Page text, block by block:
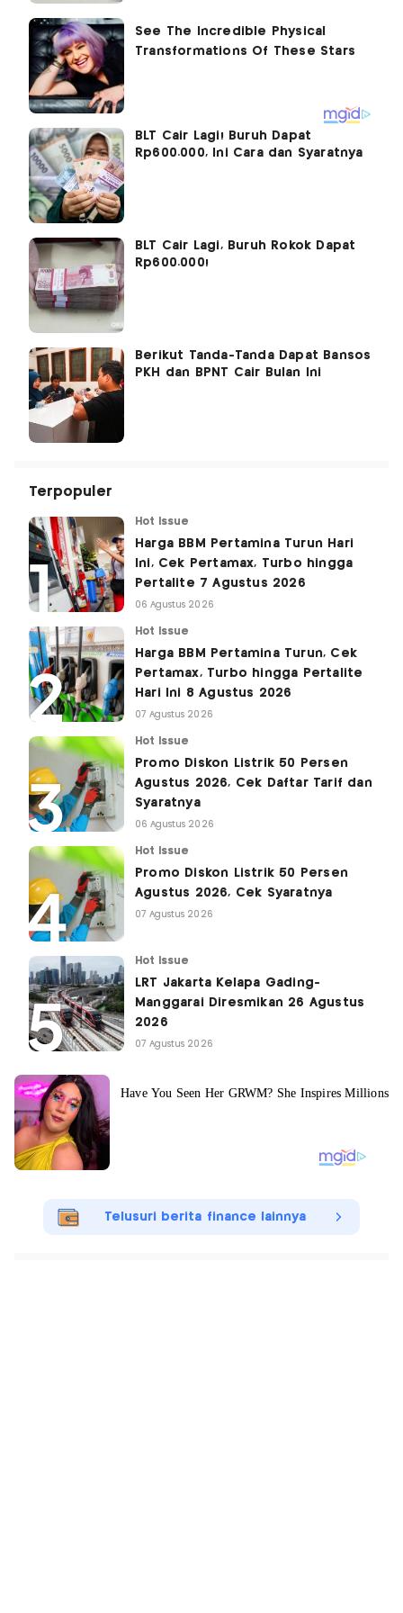
BLT Cair Lagi! Buruh Dapat
Rp600.000, Ini Cara dan Syaratnya
BLT Cair Lagi, Buruh Rokok Dapat
Rp600.000!
Berikut Tanda-Tanda Dapat Bansos
PKH dan BPNT Cair Bulan Ini
Terpopuler
Hot Issue
Harga BBM Pertamina Turun Hari
Ini, Cek Pertamax, Turbo hingga
Pertalite 7 Agustus 2026
06 Agustus 2026
Hot Issue
Harga BBM Pertamina Turun, Cek
Pertamax, Turbo hingga Pertalite
Hari Ini 8 Agustus 2026
07 Agustus 2026
Hot Issue
Promo Diskon Listrik 50 Persen
Agustus 2026, Cek Daftar Tarif dan
Syaratnya
06 Agustus 2026
Hot Issue
Promo Diskon Listrik 50 Persen
Agustus 2026, Cek Syaratnya
07 Agustus 2026
Hot Issue
LRT Jakarta Kelapa Gading-
Manggarai Diresmikan 26 Agustus
2026
07 Agustus 2026
Telusuri berita finance lainnya